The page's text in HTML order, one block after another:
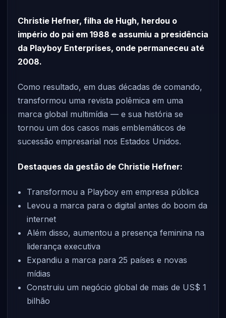
Christie Hefner, filha de Hugh, herdou o
império do pai em 1988 e assumiu a presidência
da Playboy Enterprises, onde permaneceu até
2008.
Como resultado, em duas décadas de comando,
transformou uma revista polêmica em uma
marca global multimídia — e sua história se
tornou um dos casos mais emblemáticos de
sucessão empresarial nos Estados Unidos.
Destaques da gestão de Christie Hefner:
Transformou a Playboy em empresa pública
Levou a marca para o digital antes do boom da
internet
Além disso, aumentou a presença feminina na
liderança executiva
Expandiu a marca para 25 países e novas
mídias
Construiu um negócio global de mais de US$ 1
bilhão